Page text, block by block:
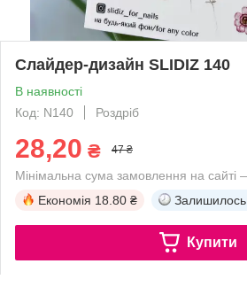
Слайдер-дизайн SLIDIZ 140
В наявності
Код: N140
Роздріб
28,20 ₴ 47 ₴
Мінімальна сума замовлення на сайті
Економія 18.80 ₴ Залишилось
Купити